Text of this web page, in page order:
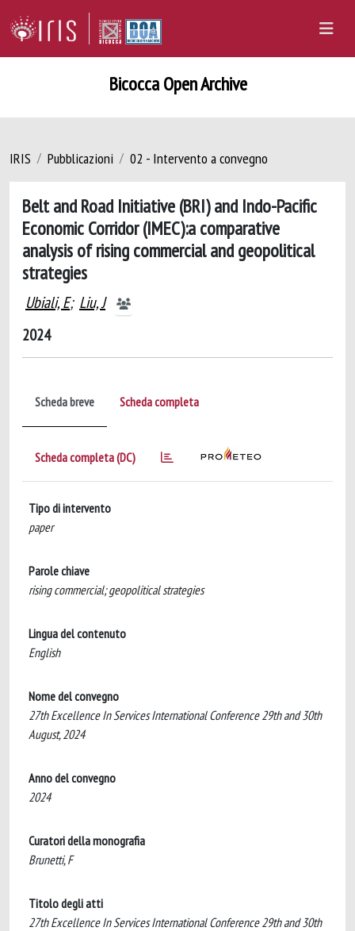
Bicocca Open Archive
IRIS Pubblicazioni 02 - Intervento a convegno
Belt and Road Initiative (BRI) and Indo-Pacific
Economic Corridor (IMEC):a comparative
analysis of rising commercial and geopolitical
strategies
Ubiali, E; Liu, J
2024
Scheda breve Scheda completa
Scheda completa (DC)
Tipo di intervento
paper
Parole chiave
rising commercial; geopolitical strategies
Lingua del contenuto
English
Nome del convegno
27th Excellence In Services International Conference 29th and 30th
August, 2024
Anno del convegno
2024
Curatori della monografia
Brunetti, F
Titolo degli atti
27th Excellence In Services International Conference 29th and 30th